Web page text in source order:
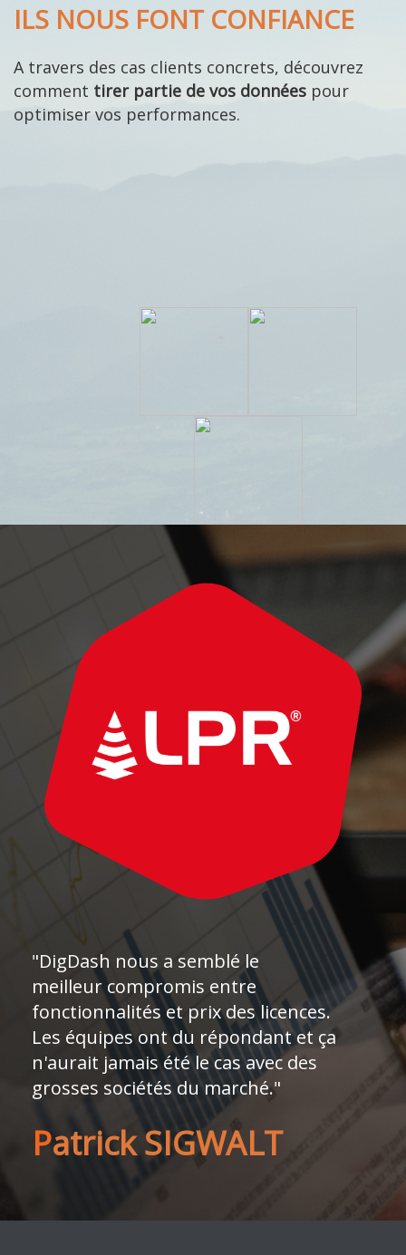
ILS NOUS FONT CONFIANCE
A travers des cas clients concrets, découvrez
comment tirer partie de vos données pour
optimiser vos performances.
"DigDash nous a semblé le
meilleur compromis entre
fonctionnalités et prix des licences.
Les équipes ont du répondant et ça
n'aurait jamais été le cas avec des
grosses sociétés du marché."
Patrick SIGWALT